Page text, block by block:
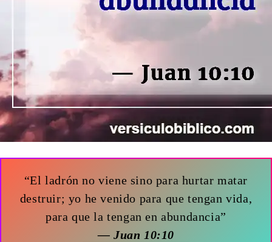
“El ladrón no viene sino para hurtar matar
destruir; yo he venido para que tengan vida,
para que la tengan en abundancia”
— Juan 10:10